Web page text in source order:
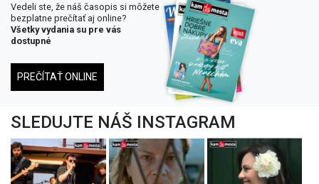
Vedeli ste, že náš časopis si môžete
bezplatne prečítať aj online?
Všetky vydania su pre vás
dostupné
PREČÍTAŤ ONLINE
SLEDUJTE NÁŠ INSTAGRAM